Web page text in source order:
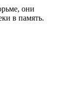
они
в память.